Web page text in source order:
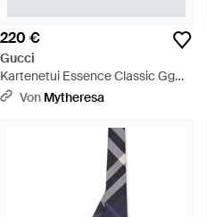
220 €
Gucci
Kartenetui Essence Classic Gg
Aus Canvas - Grün
Von Mytheresa